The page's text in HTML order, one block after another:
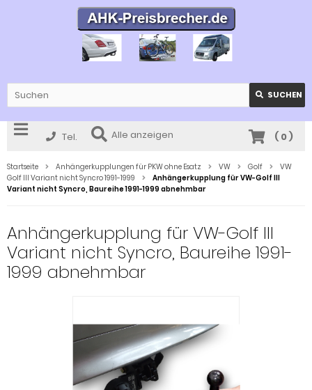
SUCHEN
Tel. Alle anzeigen ( 0)
Startseite Anhängerkupplungen für PKW ohne Esatz VW Golf
VW
Golf III Variant nicht Syncro 1991-1999
Anhängerkupplung für VW-Golf III
Variant nicht Syncro, Baureihe 1991-1999 abnehmbar
Anhängerkupplung für VW-Golf III
Variant nicht Syncro, Baureihe 1991-
1999 abnehmbar